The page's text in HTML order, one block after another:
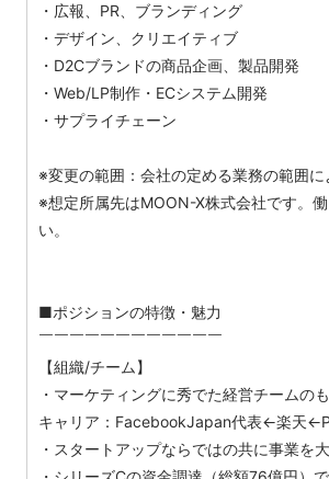
・広報、PR、ブランディング
・デザイン、クリエイティブ
・D2Cブランドの商品企画、製品開発
・Web/LP制作・ECシステム開発
・サプライチェーン
※変更の範囲：会社の定める業務の範囲に
※想定所属先はMOON-X株式会社です。
い。
■ポジションの特徴・魅力
￣￣￣￣￣￣￣￣￣￣￣￣
【組織/チーム】
・マーケティングに秀でた経営チームの
キャリア：FacebookJapan代表←楽天
・スタートアップならではの共に事業を